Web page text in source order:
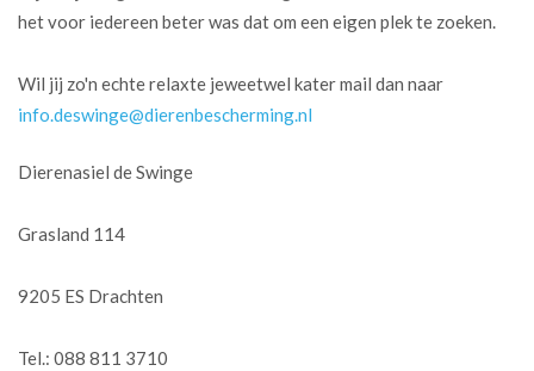
het voor iedereen beter was dat om een eigen plek te zoeken.
Wil jij zo'n echte relaxte jeweetwel kater mail dan naar
info.deswinge@dierenbescherming.nl
Dierenasiel de Swinge
Grasland 114
9205 ES Drachten
Tel.: 088 811 3710